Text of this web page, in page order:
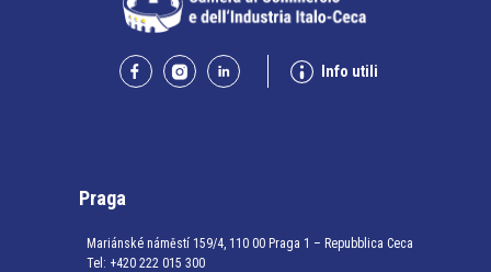
Info utili
Praga
Mariánské náměstí 159/4, 110 00 Praga 1 – Repubblica Ceca
Tel: +420 222 015 300